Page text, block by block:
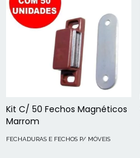
Kit C/ 50 Fechos Magnéticos
Marrom
FECHADURAS E FECHOS P/ MÓVEIS